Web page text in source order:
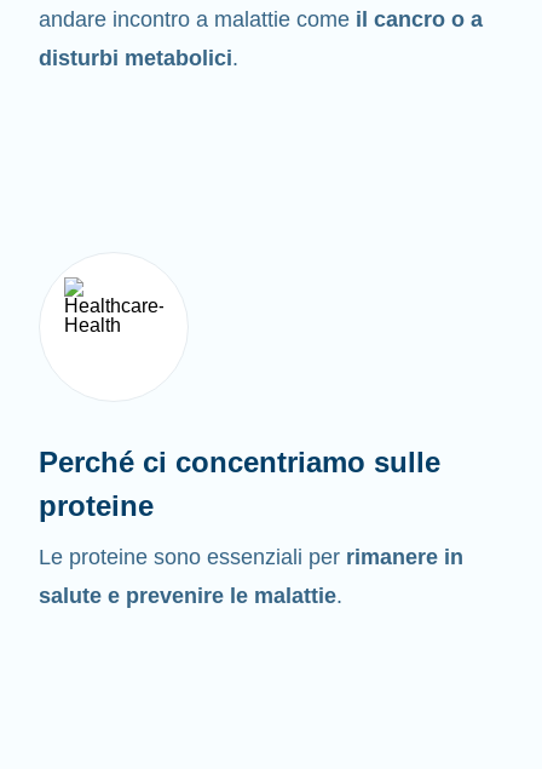
andare incontro a malattie come il cancro o a
disturbi metabolici.
Perché ci concentriamo sulle
proteine
Le proteine sono essenziali per rimanere in
salute e prevenire le malattie.